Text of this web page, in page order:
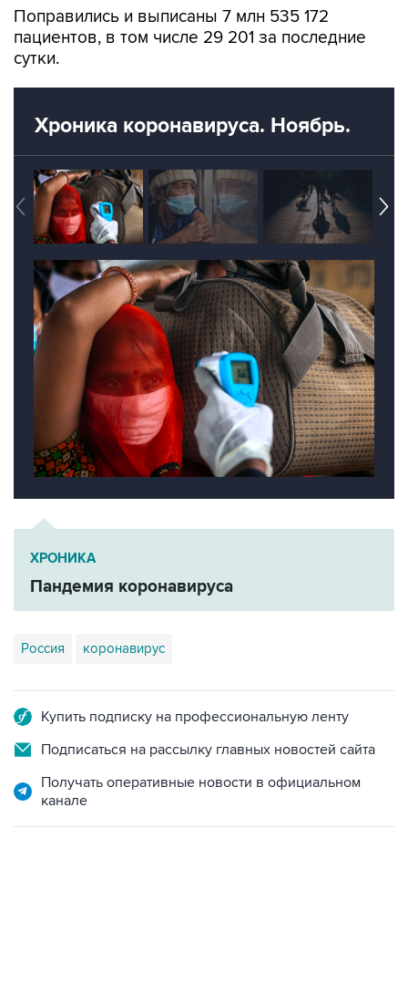
Поправились и выписаны 7 млн 535 172
пациентов, в том числе 29 201 за последние
сутки.
Хроника коронавируса. Ноябрь.
ХРОНИКА
Пандемия коронавируса
Россия коронавирус
Купить подписку на профессиональную ленту
Подписаться на рассылку главных новостей сайта
Получать оперативные новости в официальном
канале